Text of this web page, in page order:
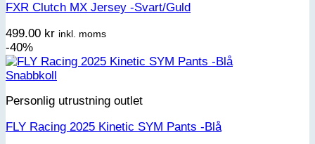
FXR Clutch MX Jersey -Svart/Guld
499.00 kr inkl. moms
-40%
Snabbkoll
Personlig utrustning outlet
FLY Racing 2025 Kinetic SYM Pants -Blå